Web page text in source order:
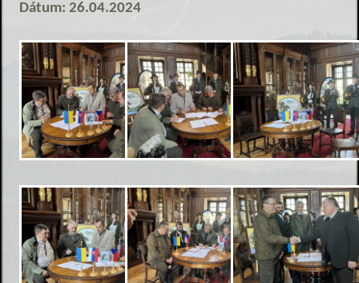
Dátum: 26.04.2024